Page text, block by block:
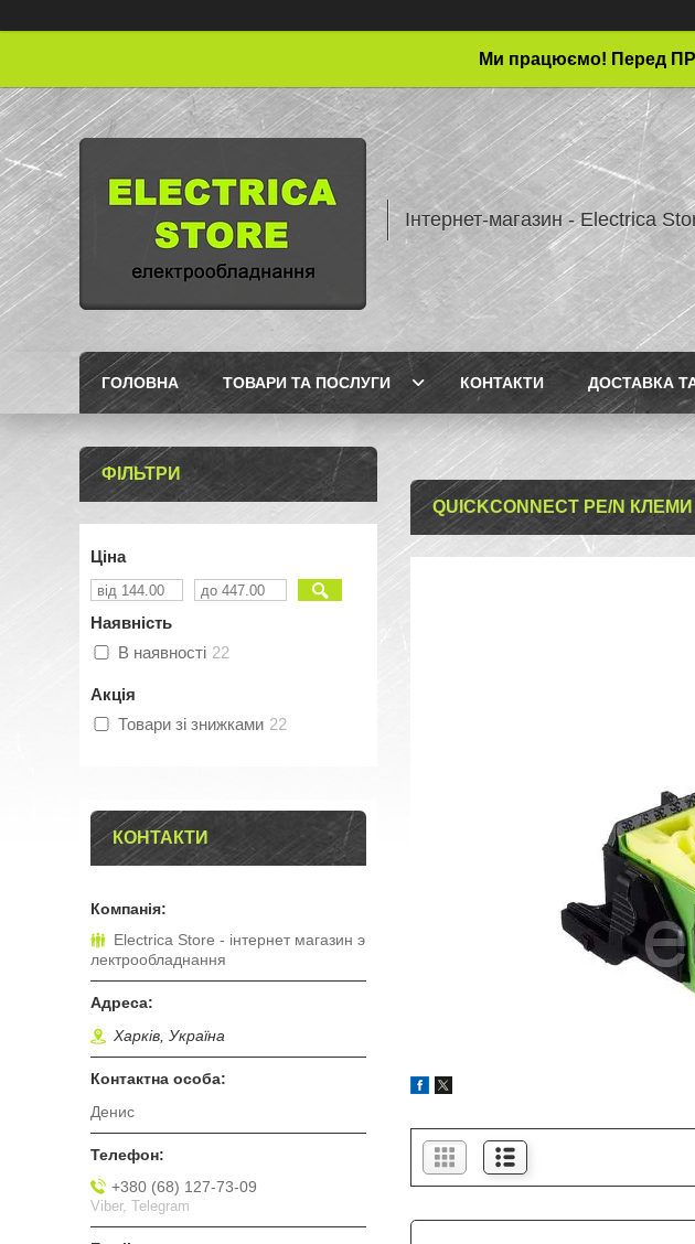
Ми працюємо! Перед
Інтернет-магазин - Electrica
ГОЛОВНА ТОВАРИ ТА ПОСЛУГИ КОНТАКТИ ДОСТАВКА
QUICKCONNECT PE/N КЛЕМИ
ФІЛЬТРИ
Ціна
Наявність
В наявності 22
Акція
Товари зі знижками 22
КОНТАКТИ
Electrica Store - інтернет магазин э
лектрообладнання
Харків, Україна
Денис
+380 (68) 127-73-09
Viber, Telegram